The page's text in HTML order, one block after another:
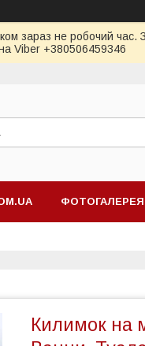
зараз не робочий
Viber +380506459346
ФОТОГАЛЕРЕЯ
Килимок на